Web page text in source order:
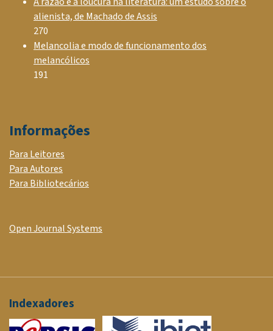
alienista, de Machado de Assis
270
Melancolia e modo de funcionamento dos
melancólicos
191
Informações
Para Leitores
Para Autores
Para Bibliotecários
Open Journal Systems
Indexadores